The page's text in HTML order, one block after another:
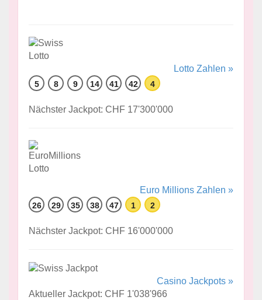
Lotto Zahlen »
5 8 9 14 41 42 4
Nächster Jackpot: CHF 17'300'000
Euro Millions Zahlen »
26 29 35 38 47 1 2
Nächster Jackpot: CHF 16'000'000
Casino Jackpots »
Aktueller Jackpot: CHF 1'038'966